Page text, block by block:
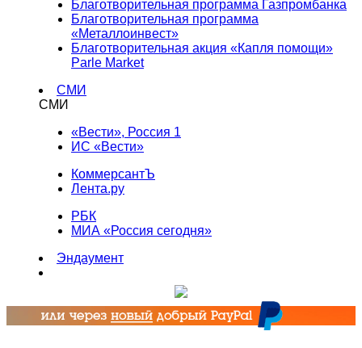
Благотворительная программа Газпромбанка
Благотворительная программа
«Металлоинвест»
Благотворительная акция «Капля помощи»
Parle Market
СМИ
СМИ
«Вести», Россия 1
ИС «Вести»
КоммерсантЪ
Лента.ру
РБК
МИА «Россия сегодня»
Эндаумент